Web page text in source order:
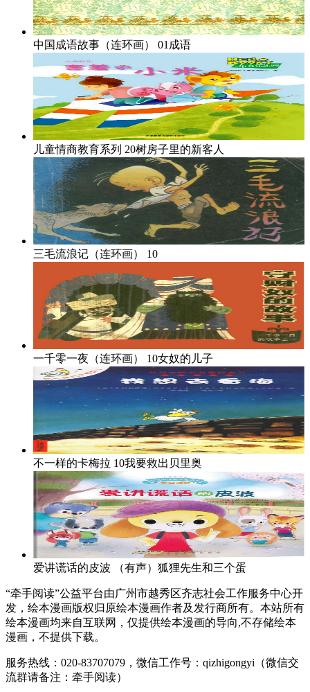
中国成语故事（连环画） 01成语
儿童情商教育系列 20树房子里的新客人
三毛流浪记（连环画） 10
一千零一夜（连环画） 10女奴的儿子
不一样的卡梅拉 10我要救出贝里奥
爱讲谎话的皮波 （有声）狐狸先生和三个蛋
“牵手阅读”公益平台由广州市越秀区齐志社会工作服务中心开
发，绘本漫画版权归原绘本漫画作者及发行商所有。本站所有
绘本漫画均来自互联网，仅提供绘本漫画的导向,不存储绘本
漫画，不提供下载。
服务热线：020-83707079，微信工作号：qizhigongyi（微信交
流群请备注：牵手阅读）